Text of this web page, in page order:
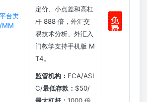
定价、小点差和高杠
杆 888 倍，外汇交
易技术分析、外汇入
门教学支持手机版 M
T4。
监管机构： FCA/ASI
C/最低存款： $50/
最大杠杆： 1000 倍
免
费